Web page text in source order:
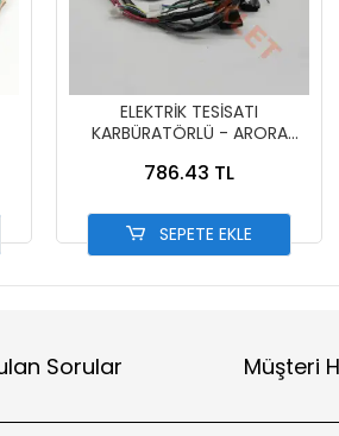
ELEKTRİK TESİSATI
KARBÜRATÖRLÜ - ARORA
786.43 TL
SEPETE EKLE
Sorular Müşteri